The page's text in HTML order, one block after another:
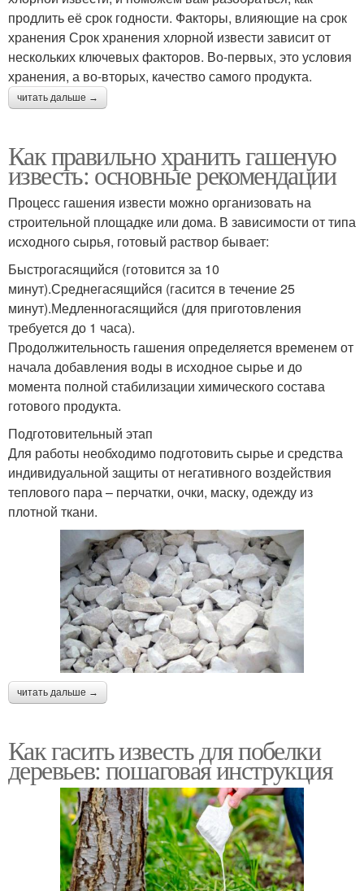
продлить её срок годности. Факторы, влияющие на срок
хранения Срок хранения хлорной извести зависит от
нескольких ключевых факторов. Во-первых, это условия
хранения, а во-вторых, качество самого продукта.
читать дальше →
Как правильно хранить гашеную
известь: основные рекомендации
Процесс гашения извести можно организовать на
строительной площадке или дома. В зависимости от типа
исходного сырья, готовый раствор бывает:
Быстрогасящийся (готовится за 10
минут).Среднегасящийся (гасится в течение 25
минут).Медленногасящийся (для приготовления
требуется до 1 часа).
Продолжительность гашения определяется временем от
начала добавления воды в исходное сырье и до
момента полной стабилизации химического состава
готового продукта.
Подготовительный этап
Для работы необходимо подготовить сырье и средства
индивидуальной защиты от негативного воздействия
теплового пара – перчатки, очки, маску, одежду из
плотной ткани.
читать дальше →
Как гасить известь для побелки
деревьев: пошаговая инструкция